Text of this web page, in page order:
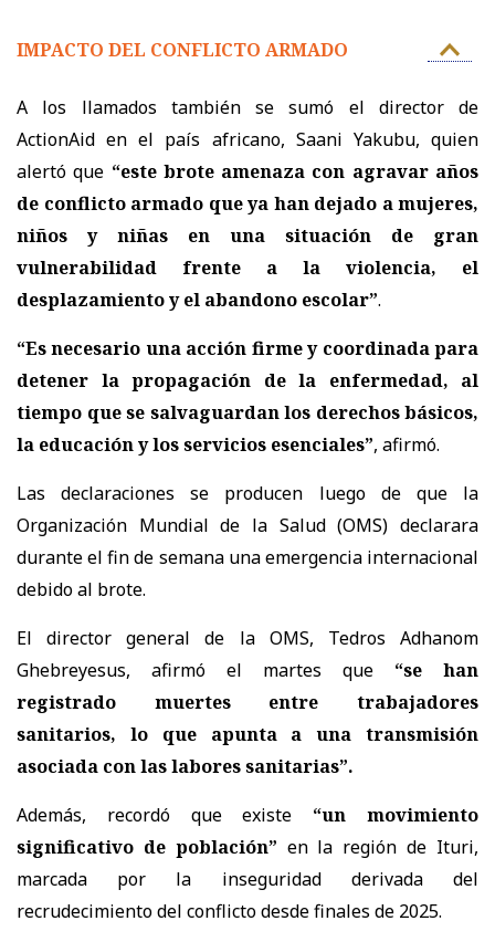
IMPACTO DEL CONFLICTO ARMADO
A los llamados también se sumó el director de
ActionAid en el país africano, Saani Yakubu, quien
alertó que “este brote amenaza con agravar años
de conflicto armado que ya han dejado a mujeres,
niños y niñas en una situación de gran
vulnerabilidad frente a la violencia, el
desplazamiento y el abandono escolar”.
“Es necesario una acción firme y coordinada para
detener la propagación de la enfermedad, al
tiempo que se salvaguardan los derechos básicos,
la educación y los servicios esenciales”, afirmó.
Las declaraciones se producen luego de que la
Organización Mundial de la Salud(OMS) declarara
durante el fin de semana una emergencia internacional
debido al brote.
El director general de la OMS, Tedros Adhanom
Ghebreyesus, afirmó el martes que “se han
registrado muertes entre trabajadores
sanitarios, lo que apunta a una transmisión
asociada con las labores sanitarias”.
Además, recordó que existe “un movimiento
significativo de población” en la región de Ituri,
marcada por la inseguridad derivada del
recrudecimiento del conflicto desde finales de 2025.